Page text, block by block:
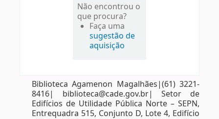
Não encontrou o
que procura?
Faça uma
sugestão de
aquisição
Biblioteca Agamenon Magalhães|(61) 3221-
8416| biblioteca@cade.gov.br| Setor de
Edifícios de Utilidade Pública Norte – SEPN,
Entrequadra 515, Conjunto D, Lote 4, Edifício